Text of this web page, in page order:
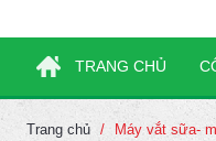
TRANG CHỦ
Trang chủ Máy vắt sữa-